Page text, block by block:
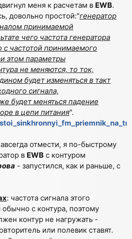
меня к расчетам в EWB.
довольно простой:"генератор
принимаемой
чего частота генератора
с частотой принимаемого
этом параметры
не меняются, то ток,
будет изменяться в такт
сигнала,
будет меняться падение
в цепи питания".
отмести, я по-быстрому
в EWB с контуром
- запустился, как и раньше, с
: частота сигнала этого
обычно с контура, поэтому
контур не нагружать -
или полевик ставят.